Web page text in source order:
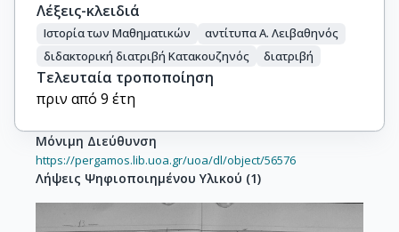
Λέξεις-κλειδιά
Ιστορία των Μαθηματικών
αντίτυπα Α. Λειβαθηνός
διδακτορική διατριβή Κατακουζηνός
διατριβή
Τελευταία τροποποίηση
πριν από 9 έτη
Μόνιμη Διεύθυνση
https://pergamos.lib.uoa.gr/uoa/dl/object/56576
Λήψεις Ψηφιοποιημένου Υλικού (1)